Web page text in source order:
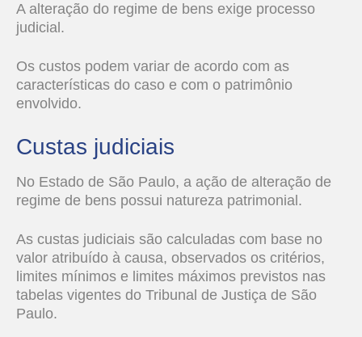
A alteração do regime de bens exige processo
judicial.
Os custos podem variar de acordo com as
características do caso e com o patrimônio
envolvido.
Custas judiciais
No Estado de São Paulo, a ação de alteração de
regime de bens possui natureza patrimonial.
As custas judiciais são calculadas com base no
valor atribuído à causa, observados os critérios,
limites mínimos e limites máximos previstos nas
tabelas vigentes do Tribunal de Justiça de São
Paulo.